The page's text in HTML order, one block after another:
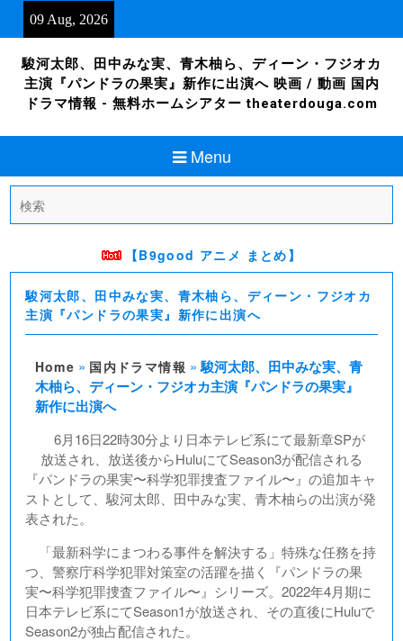
09 Aug, 2026
駿河太郎、田中みな実、青木柚ら、ディーン・フジオカ
主演『パンドラの果実』新作に出演へ 映画 / 動画 国内
ドラマ情報 - 無料ホームシアター theaterdouga.com
Menu
for:
【B9good アニメ まとめ】
駿河太郎、田中みな実、青木柚ら、ディーン・フジオカ
主演『パンドラの果実』新作に出演へ
Home » 国内ドラマ情報 » 駿河太郎、田中みな実、青
木柚ら、ディーン・フジオカ主演『パンドラの果実』
新作に出演へ
6月16日22時30分より日本テレビ系にて最新章SPが
放送され、放送後からHuluにてSeason3が配信される
『パンドラの果実〜科学犯罪捜査ファイル〜』の追加キャ
ストとして、駿河太郎、田中みな実、青木柚らの出演が発
表された。
「最新科学にまつわる事件を解決する」特殊な任務を持
つ、警察庁科学犯罪対策室の活躍を描く『パンドラの果
実〜科学犯罪捜査ファイル〜』シリーズ。2022年4月期に
日本テレビ系にてSeason1が放送され、その直後にHuluで
Season2が独占配信された。